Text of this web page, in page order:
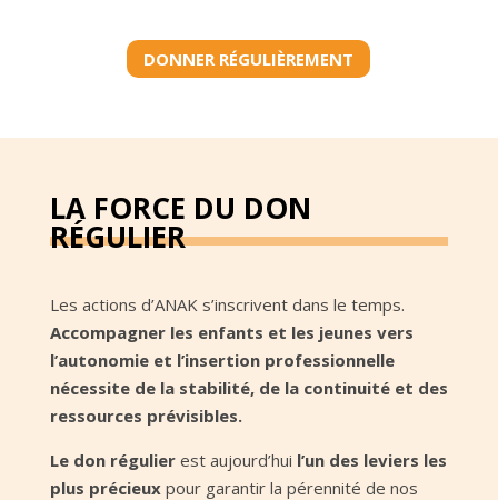
DONNER RÉGULIÈREMENT
LA FORCE DU DON
RÉGULIER
Les actions d’ANAK s’inscrivent dans le temps.
Accompagner les enfants et les jeunes vers
l’autonomie et l’insertion professionnelle
nécessite de la stabilité, de la continuité et des
ressources prévisibles.
Le don régulierest aujourd’hui l’un des leviers les
plus précieuxpour garantir la pérennité de nos